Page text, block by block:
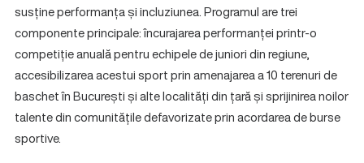
susține performanța și incluziunea. Programul are trei
componente principale: încurajarea performanței printr-o
competiție anuală pentru echipele de juniori din regiune,
accesibilizarea acestui sport prin amenajarea a 10 terenuri de
baschet în București și alte localități din țară și sprijinirea noilor
talente din comunitățile defavorizate prin acordarea de burse
sportive.